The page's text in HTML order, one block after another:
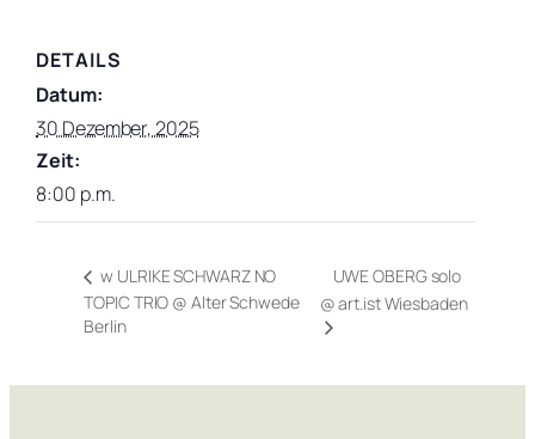
DETAILS
Datum:
30 Dezember, 2025
Zeit:
8:00 p.m.
w ULRIKE SCHWARZ NO
TOPIC TRIO @ Alter Schwede
Berlin
UWE OBERG solo
@ art.ist Wiesbaden